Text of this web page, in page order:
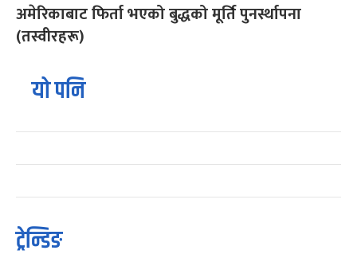
अमेरिकाबाट फिर्ता भएको बुद्धको मूर्ति पुनर्स्थापना
(तस्वीरहरू)
यो पनि
ट्रेन्डिङ